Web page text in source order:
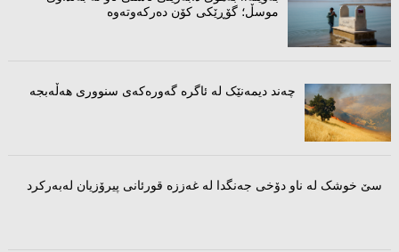
موسڵ؛ گۆڕێکی کۆن دەرکەوتەوە
چەند دیمەنێک لە ئاگرە گەورەکەى سنوورى هەڵەبجە
سێ خوشک لە ناو دۆخی جەنگدا لە غەززە قورئانی پیرۆزیان لەبەرکرد